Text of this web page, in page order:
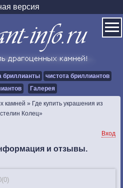
версия
бриллианты
чистота бриллиантов
Галерея
камней » Где купить украшения из
Колец»
Вход
и отзывы.